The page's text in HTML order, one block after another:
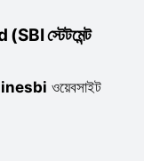
স্টেটমেন্ট
ওয়েবসাইট